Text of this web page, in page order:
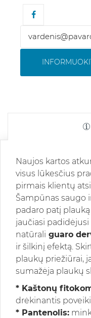
Naujos kartos
visus lūkesčius
pirmais klientų
Šampūnas saugo
padaro patį
jaučiasi
natūrali guaro
ir šilkinį efektą.
plaukų priežiūrai,
sumažėja plaukų
* Kaštonų
drėkinantis
* Pantenolis: